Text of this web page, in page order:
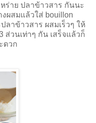
ร่าย ปลาข้าวสาร กันนะ
ผสมแล้วใส่ bouillon
ลาข้าวสาร ผสมเร็วๆ ให้
ส่วนเท่าๆ กัน เสร็จแล้วก็
ดวก